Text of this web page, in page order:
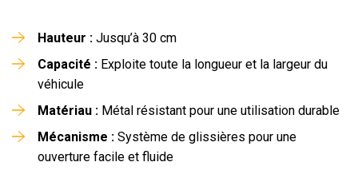
Hauteur : Jusqu’à 30 cm
Capacité : Exploite toute la longueur et la largeur du
véhicule
Matériau : Métal résistant pour une utilisation durable
Mécanisme : Système de glissières pour une
ouverture facile et fluide